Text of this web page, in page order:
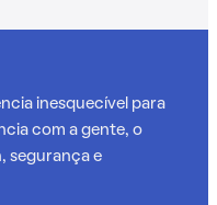
inesquecível para
com a gente, o
segurança e